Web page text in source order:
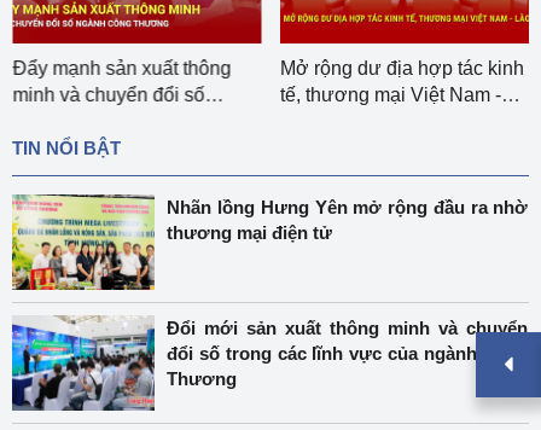
Đẩy mạnh sản xuất thông
minh và chuyển đổi số
Mở rộng dư địa hợp tác kinh
tế, thương mại Việt Nam -
TIN NỔI BẬT
Nhãn lồng Hưng Yên mở rộng đầu ra nhờ
thương mại điện tử
Đổi mới sản xuất thông minh và chuyển
đổi số trong các lĩnh vực của ngành Công
Thương